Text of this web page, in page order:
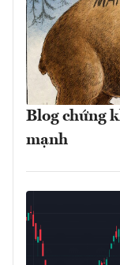
Blog chứng
mạnh